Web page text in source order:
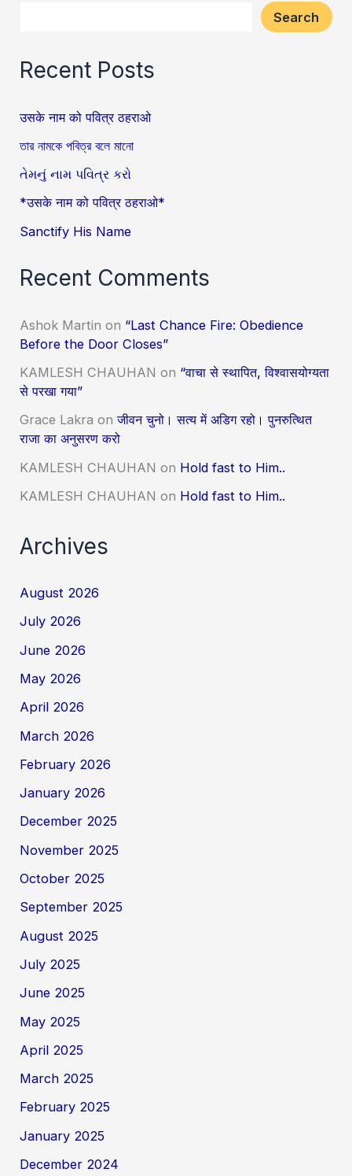
Search
Recent Posts
उसके नाम को पवित्र ठहराओ
তার নামকে পবিত্র বলে মানো
તેમનું નામ પવિત્ર કરો
*उसके नाम को पवित्र ठहराओ*
Sanctify His Name
Recent Comments
Ashok Martin on “Last Chance Fire: Obedience
Before the Door Closes”
KAMLESH CHAUHAN on “वाचा से स्थापित, विश्वासयोग्यता
से परखा गया”
Grace Lakra onजीवन चुनो। सत्य में अडिग रहो। पुनरुत्थित
राजा का अनुसरण करो
KAMLESH CHAUHAN on Hold fast to Him..
KAMLESH CHAUHAN on Hold fast to Him..
Archives
August 2026
July 2026
June 2026
May 2026
April 2026
March 2026
February 2026
January 2026
December 2025
November 2025
October 2025
September 2025
August 2025
July 2025
June 2025
May 2025
April 2025
March 2025
February 2025
January 2025
December 2024